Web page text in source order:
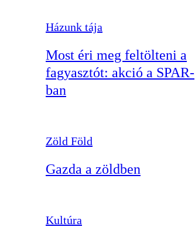
Házunk tája
Most éri meg feltölteni a
fagyasztót: akció a SPAR-
ban
Zöld Föld
Gazda a zöldben
Kultúra